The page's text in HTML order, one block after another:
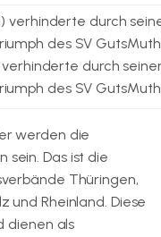
verhinderte durch
des SV
werden die
Das ist die
Thüringen,
und Rheinland. Diese
dienen als